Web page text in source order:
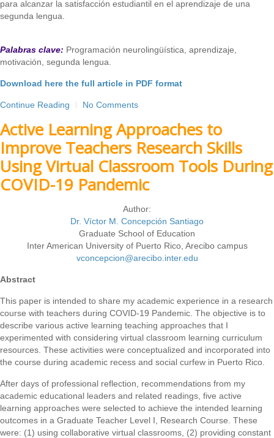
para alcanzar la satisfacción estudiantil en el aprendizaje de una
segunda lengua.
Palabras clave: Programación neurolingüística, aprendizaje,
motivación, segunda lengua.
Download here the full article in PDF format
Continue Reading No Comments
Active Learning Approaches to
Improve Teachers Research Skills
Using Virtual Classroom Tools During
COVID-19 Pandemic
Author:
Dr. Víctor M. Concepción Santiago
Graduate School of Education
Inter American University of Puerto Rico, Arecibo campus
vconcepcion@arecibo.inter.edu
Abstract
This paper is intended to share my academic experience in a research
course with teachers during COVID-19 Pandemic. The objective is to
describe various active learning teaching approaches that I
experimented with considering virtual classroom learning curriculum
resources. These activities were conceptualized and incorporated into
the course during academic recess and social curfew in Puerto Rico.
After days of professional reflection, recommendations from my
academic educational leaders and related readings, five active
learning approaches were selected to achieve the intended learning
outcomes in a Graduate Teacher Level I, Research Course. These
were: (1) using collaborative virtual classrooms, (2) providing constant